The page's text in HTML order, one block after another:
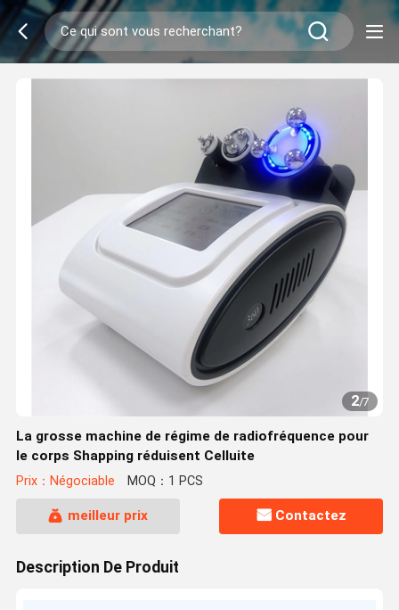
2/7
La grosse machine de régime de radiofréquence pour
le corps Shapping réduisent Celluite
Prix：Négociable MOQ：1 PCS
meilleur prix Contactez
Description De Produit